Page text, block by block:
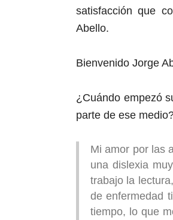
satisfacción que
Abello.
Bienvenido Jorge
¿Cuándo empezó
parte de ese
Mi amor por las
una dislexia
trabajo la
de enfermedad
tiempo, lo que